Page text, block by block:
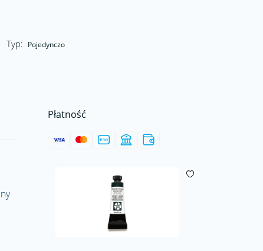
Typ: Pojedynczo
Płatność